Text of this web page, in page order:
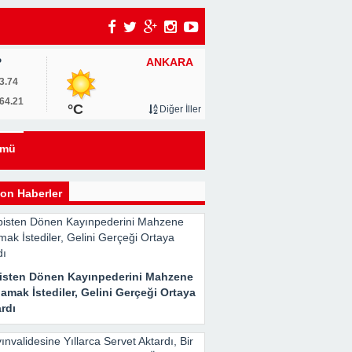
ANKARA
°C Diğer İller
Haberler
Dönen Kayınpederini Mahzene
İstediler, Gelini Gerçeği Ortaya